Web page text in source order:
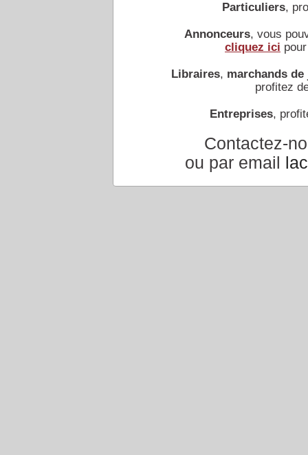
Particuliers,
Annonceurs, vous
cliquez ici
Libraires, marchands de
profitez
Entreprises,
Contactez-
ou par email